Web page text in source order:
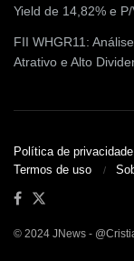
Yield de 14,82% e
FII WHGR11:
Atrativo e Alto
Política de privacidade
Termos de uso
© 2024 JNews -